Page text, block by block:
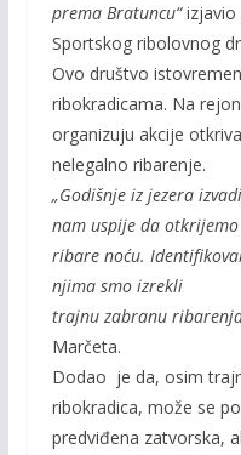
prema Bratuncu“izjavio
Sportskog ribolovnog
Ovo društvo
ribokradicama. Na
organizuju akcije
nelegalno ribarenje.
„Godišnje iz jezera
nam uspije da
ribare noću.
njima smo izrekli
trajnu zabranu
Marčeta.
Dodao je da, osim
ribokradica, može se
predviđena zatvorska,